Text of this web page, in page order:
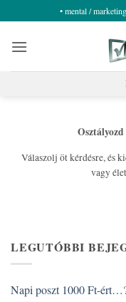
to
content
• mental /
Osztályozd
Válaszolj öt kérdésre, és
vagy
LEGUTÓBBI
Napi poszt 1000 Ft-